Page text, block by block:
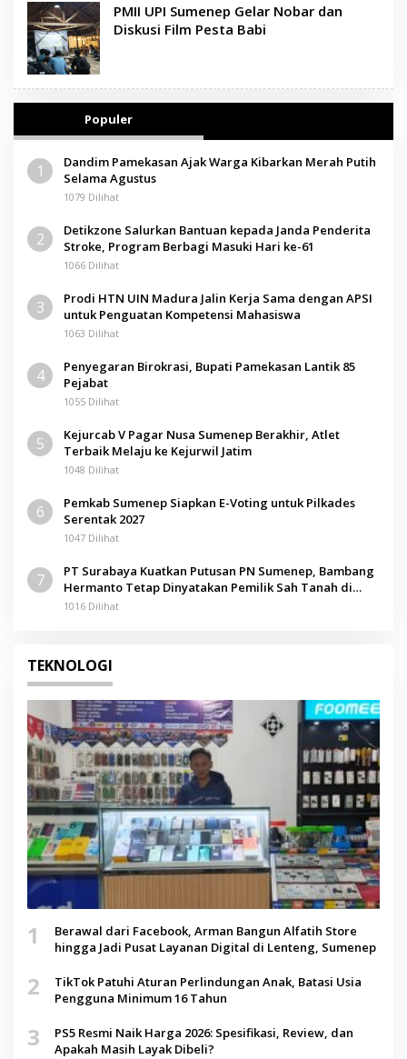
PMII UPI Sumenep Gelar Nobar dan
Diskusi Film Pesta Babi
Populer
1
Dandim Pamekasan Ajak Warga Kibarkan Merah Putih
Selama Agustus
1079 Dilihat
2
Detikzone Salurkan Bantuan kepada Janda Penderita
Stroke, Program Berbagi Masuki Hari ke-61
1066 Dilihat
3
Prodi HTN UIN Madura Jalin Kerja Sama dengan APSI
untuk Penguatan Kompetensi Mahasiswa
1063 Dilihat
4
Penyegaran Birokrasi, Bupati Pamekasan Lantik 85
Pejabat
1055 Dilihat
5
Kejurcab V Pagar Nusa Sumenep Berakhir, Atlet
Terbaik Melaju ke Kejurwil Jatim
1048 Dilihat
6
Pemkab Sumenep Siapkan E-Voting untuk Pilkades
Serentak 2027
1047 Dilihat
7
PT Surabaya Kuatkan Putusan PN Sumenep, Bambang
Hermanto Tetap Dinyatakan Pemilik Sah Tanah di
Pamolokan
1016 Dilihat
TEKNOLOGI
1
Berawal dari Facebook, Arman Bangun Alfatih Store
hingga Jadi Pusat Layanan Digital di Lenteng, Sumenep
2
TikTok Patuhi Aturan Perlindungan Anak, Batasi Usia
Pengguna Minimum 16 Tahun
3
PS5 Resmi Naik Harga 2026: Spesifikasi, Review, dan
Apakah Masih Layak Dibeli?